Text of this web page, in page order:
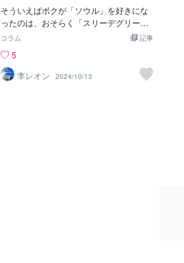
そういえばボクが「ソウル」を好きにな
ったのは、おそらく「スリーデグリー
ズ」が出演していた「ソウルトレイン」
ん。＾＾；大興奮じゃった。あれは「深
夜番組」であったと思うけど、「ライン
ダンス」を最初に観てこれは「超驚い
記事
コラム
5
李レオン
2024/10/13